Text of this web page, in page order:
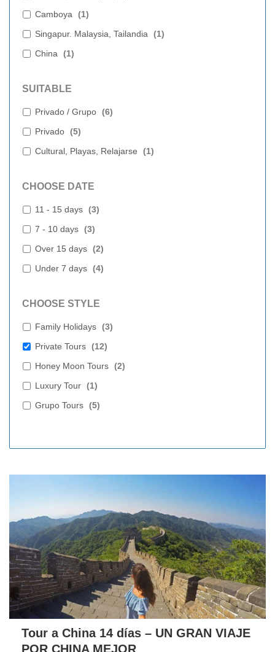
Camboya (1)
Singapur. Malaysia, Tailandia (1)
China (1)
SUITABLE
Privado / Grupo (6)
Privado (5)
Cultural, Playas, Relajarse
(1)
CHOOSE DATE
11 - 15 days (3)
7 - 10 days (3)
Over 15 days (2)
Under 7 days (4)
CHOOSE STYLE
Family Holidays (3)
Private Tours (12)
Honey Moon Tours (2)
Luxury Tour (1)
Grupo Tours (5)
Tour a China 14 días – UN GRAN VIAJE
POR CHINA MEJOR